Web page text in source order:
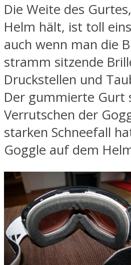
Die Weite des
Helm hält, ist toll
auch wenn man die
stramm sitzende
Druckstellen und
Der gummierte
Verrutschen der
starken Schneefall
Goggle auf dem